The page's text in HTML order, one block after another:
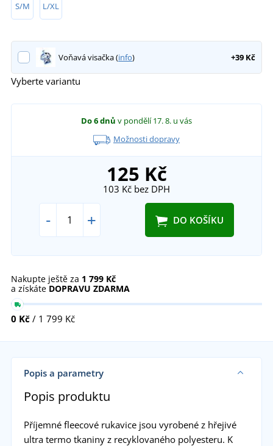
S/M L/XL
Voňavá visačka (info) +39 Kč
Vyberte variantu
Do 6 dnů v pondělí 17. 8. u vás
Možnosti dopravy
125 Kč
103 Kč bez DPH
- + DO KOŠÍKU
Nakupte ještě za 1 799 Kč
a získáte DOPRAVU ZDARMA
0 Kč / 1 799 Kč
Popis a parametry
Popis produktu
Příjemné fleecové rukavice jsou vyrobené z hřejivé
ultra termo tkaniny z recyklovaného polyesteru. K